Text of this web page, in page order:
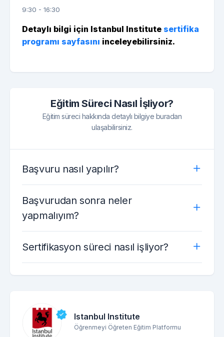
9:30 - 16:30
Detaylı bilgi için Istanbul Institute sertifika
programı sayfasını inceleyebilirsiniz.
Eğitim Süreci Nasıl İşliyor?
Eğitim süreci hakkında detaylı bilgiye buradan
ulaşabilirsiniz.
Başvuru nasıl yapılır?
Başvurudan sonra neler
yapmalıyım?
Sertifikasyon süreci nasıl işliyor?
Istanbul Institute
Öğrenmeyi Öğreten Eğitim Platformu